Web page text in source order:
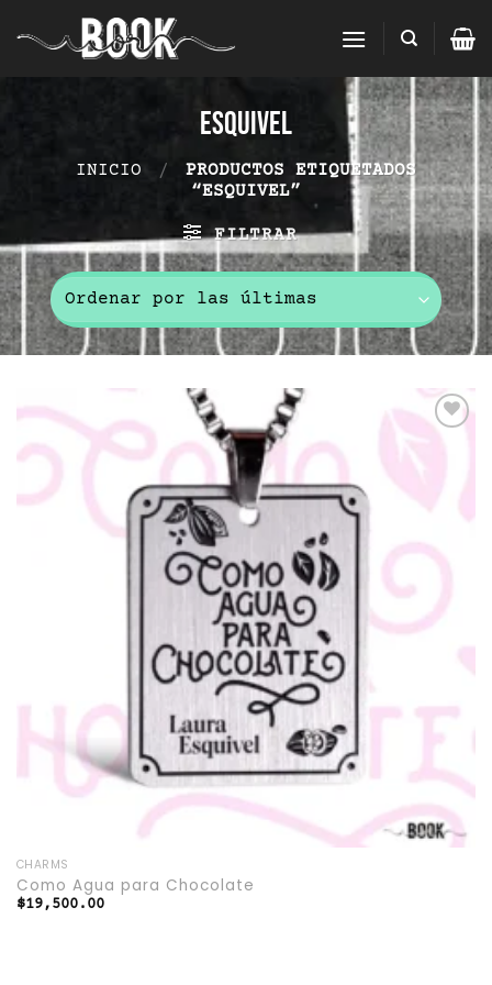
al
esquivel
INICIO /
PRODUCTOS ETIQUETADOS
“ESQUIVEL”
FILTRAR
CHARMS
Como Agua para Chocolate
$19,500.00